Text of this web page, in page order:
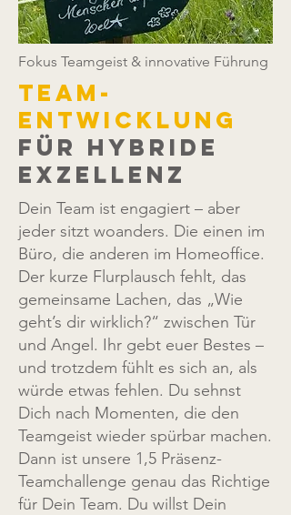
Fokus Teamgeist & innovative Führung
Team-
Entwicklung
für Hybride
Exzellenz
Dein Team ist engagiert – aber
jeder sitzt woanders. Die einen im
Büro, die anderen im Homeoffice.
Der kurze Flurplausch fehlt, das
gemeinsame Lachen, das „Wie
geht’s dir wirklich?“ zwischen Tür
und Angel. Ihr gebt euer Bestes –
und trotzdem fühlt es sich an, als
würde etwas fehlen. Du sehnst
Dich nach Momenten, die den
Teamgeist wieder spürbar machen.
Dann ist unsere 1,5 Präsenz-
Teamchallenge genau das Richtige
für Dein Team. Du willst Dein